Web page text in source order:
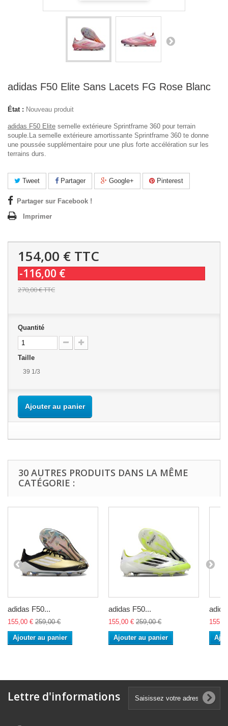
adidas F50 Elite Sans Lacets FG Rose Blanc
État : Nouveau produit
adidas F50 Elite semelle extérieure Sprintframe 360 pour terrain
souple.La semelle extérieure amortissante Sprintframe 360 ​​​​te donne
une poussée supplémentaire pour une plus forte accélération sur les
terrains durs.
Tweet Partager Google+ Pinterest
Partager sur Facebook !
Imprimer
154,00 € TTC
-116,00 €
270,00 €TTC
Quantité
Taille
39 1/3
Ajouter au panier
30 AUTRES PRODUITS DANS LA MÊME
CATÉGORIE :
adidas F50...
155,00 € 259,00 €
Ajouter au panier
adidas F50...
155,00 € 259,00 €
Ajouter au panier
Lettre d'informations